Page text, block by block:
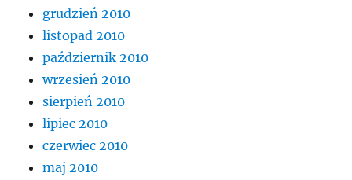
grudzień 2010
listopad 2010
październik 2010
wrzesień 2010
sierpień 2010
lipiec 2010
czerwiec 2010
maj 2010